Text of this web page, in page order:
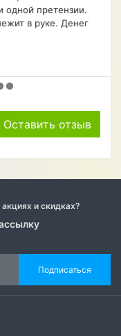
претензии.
в руке. Денег
Оставить отзыв
и скидках?
Подписаться